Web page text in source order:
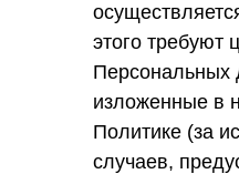
этого требуют
Персональных
изложенные в
Политике (за
случаев,